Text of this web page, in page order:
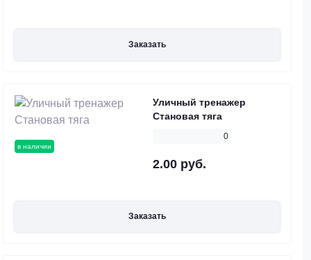
Заказать
в наличии
Уличный тренажер
Становая тяга
0
2.00 руб.
Заказать